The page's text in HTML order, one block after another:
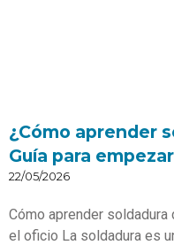
¿Cómo aprender
Guía para
22/05/2026
Cómo aprender
el oficio La soldadura es